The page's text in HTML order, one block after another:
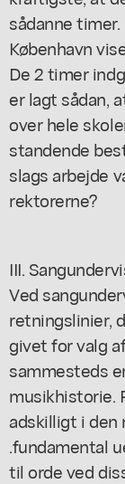
sådanne
København
De 2 timer
er lagt sådan,
over hele
standende
slags arbejde
rektorerne?
III.
Ved
retningslinier,
givet for valg
sammesteds
musikhistorie.
adskilligt i den
.fundamental
til orde ved